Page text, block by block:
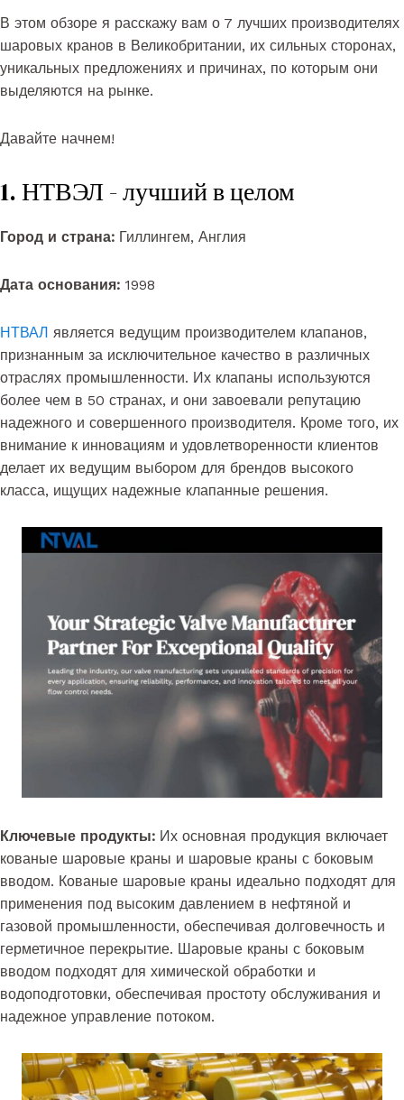
В этом обзоре я расскажу вам о 7 лучших производителях
шаровых кранов в Великобритании, их сильных сторонах,
уникальных предложениях и причинах, по которым они
выделяются на рынке.
Давайте начнем!
1. НТВЭЛ - лучший в целом
Город и страна: Гиллингем, Англия
Дата основания: 1998
НТВАЛ является ведущим производителем клапанов,
признанным за исключительное качество в различных
отраслях промышленности. Их клапаны используются
более чем в 50 странах, и они завоевали репутацию
надежного и совершенного производителя. Кроме того, их
внимание к инновациям и удовлетворенности клиентов
делает их ведущим выбором для брендов высокого
класса, ищущих надежные клапанные решения.
Ключевые продукты: Их основная продукция включает
кованые шаровые краны и шаровые краны с боковым
вводом. Кованые шаровые краны идеально подходят для
применения под высоким давлением в нефтяной и
газовой промышленности, обеспечивая долговечность и
герметичное перекрытие. Шаровые краны с боковым
вводом подходят для химической обработки и
водоподготовки, обеспечивая простоту обслуживания и
надежное управление потоком.